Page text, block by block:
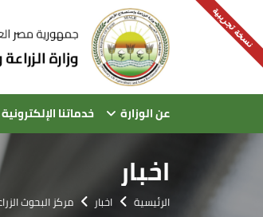
نسخة تجريبية
عن الوزارة خدماتنا الإلكترونية
اخبار
الرئيسية اخبار مركز البحوث